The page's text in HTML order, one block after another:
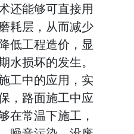
还能够可直接用
耗层，从而减少
低工程造价，显
水损坏的发生。
工中的应用，实
，路面施工中应
在常温下施工，